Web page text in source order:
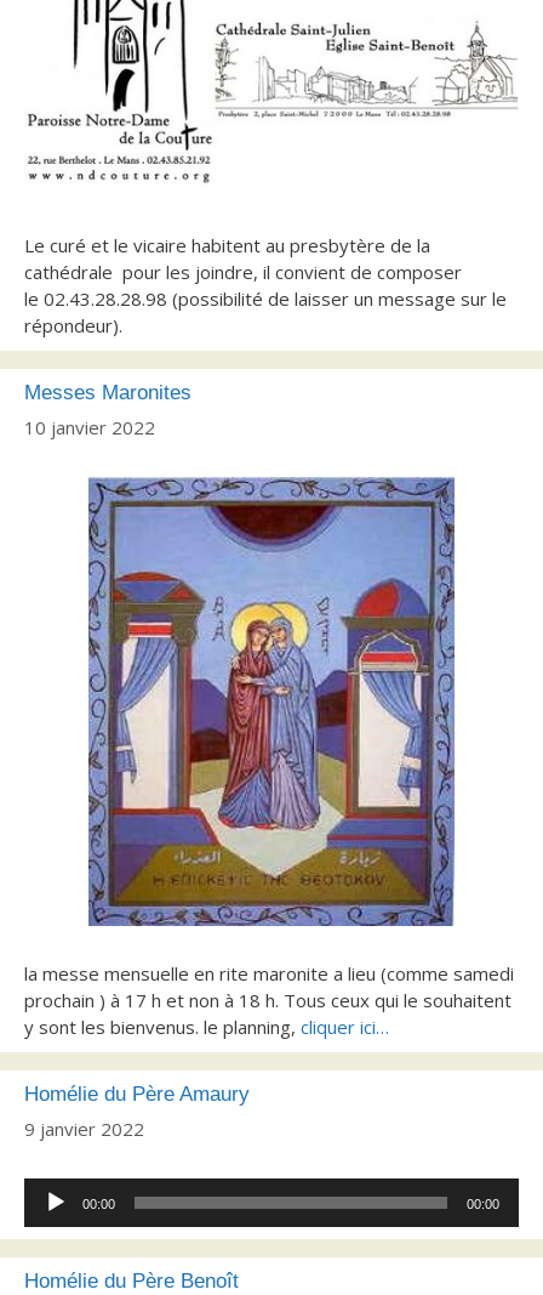
Le curé et le vicaire habitent au presbytère de la
cathédrale pour les joindre, il convient de composer
le 02.43.28.28.98 (possibilité de laisser un message sur le
répondeur).
Messes Maronites
10 janvier 2022
la messe mensuelle en rite maronite a lieu (comme samedi
prochain ) à 17 h et non à 18 h. Tous ceux qui le souhaitent
y sont les bienvenus. le planning, cliquer ici…
Homélie du Père Amaury
9 janvier 2022
Lecteur
audio
00:00 00:00
Homélie du Père Benoît